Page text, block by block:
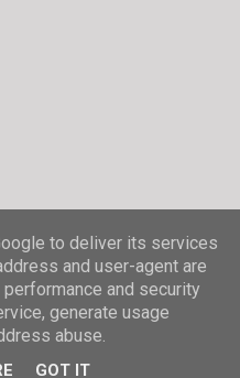
Blogger
to deliver its services
and user-agent are
and security
generate usage
abuse.
GOT IT